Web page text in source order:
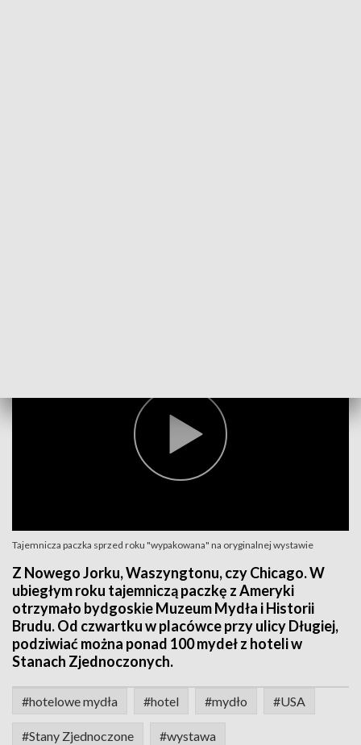
Tajemnicza paczka sprzed roku "wypakowana" na oryginalnej wystawie
Z Nowego Jorku, Waszyngtonu, czy Chicago. W
ubiegłym roku tajemniczą paczkę z Ameryki
otrzymało bydgoskie Muzeum Mydła i Historii
Brudu. Od czwartku w placówce przy ulicy Długiej,
podziwiać można ponad 100 mydeł z hoteli w
Stanach Zjednoczonych.
#hotelowe mydła #hotel #mydło #USA
#Stany Zjednoczone #wystawa